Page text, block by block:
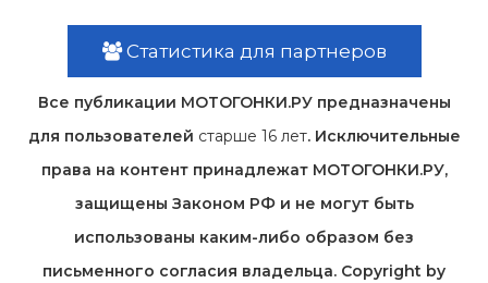
Статистика для партнеров
Все публикации МОТОГОНКИ.РУ предназначены
для пользователей старше 16 лет. Исключительные
права на контент принадлежат МОТОГОНКИ.РУ,
защищены Законом РФ и не могут быть
использованы каким-либо образом без
письменного согласия владельца. Copyright by